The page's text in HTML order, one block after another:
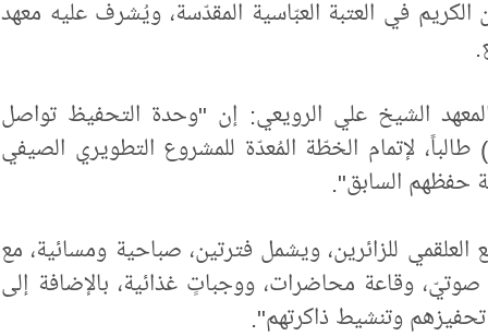
الكريم في العتبة العبّاسية المقدّسة، ويُشرف عليه معهد
الشيخ علي الرويعي: إن "وحدة التحفيظ تواصل
تقديم دروسها اليومية لأكثر من (٢٥) طالباً، لإتمام الخطّة المُعدّة للمشروع التطويري الصيفي
حفظهم السابق".
للزائرين، ويشمل فترتين، صباحية ومسائية، مع
صوتيّ، وقاعة محاضرات، ووجباتٍ غذائية، بالإضافة إلى
وتنشيط ذاكرتهم".